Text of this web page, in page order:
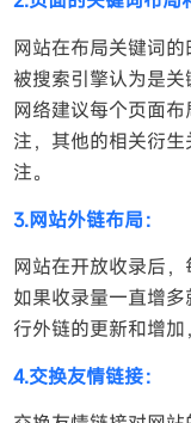
网站在布局关键词
被搜索引擎认为是
网络建议每个页面
注，其他的相关衍
注。
3.网站外链布局：
网站在开放收录后
如果收录量一直增
行外链的更新和增加
4.交换友情链接：